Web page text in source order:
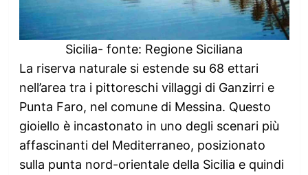
Sicilia- fonte: Regione Siciliana
La riserva naturale si estende su 68 ettari
nell’area tra i pittoreschi villaggi di Ganzirri e
Punta Faro, nel comune di Messina. Questo
gioiello è incastonato in uno degli scenari più
affascinanti del Mediterraneo, posizionato
sulla punta nord-orientale della Sicilia e quindi